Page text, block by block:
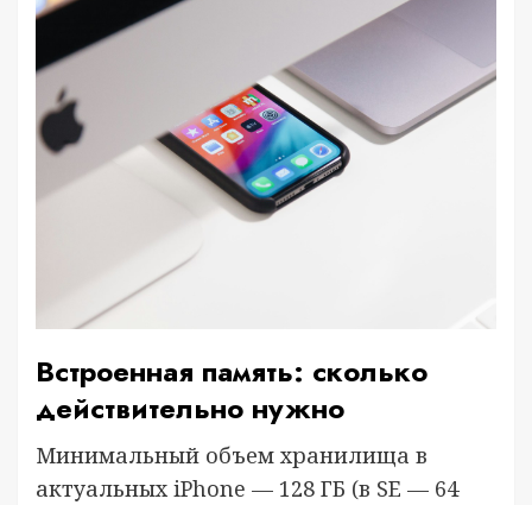
Встроенная память: сколько
действительно нужно
Минимальный объем хранилища в
актуальных iPhone — 128 ГБ (в SE — 64